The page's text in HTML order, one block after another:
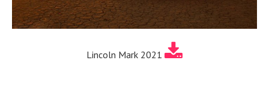
Lincoln Mark 2021